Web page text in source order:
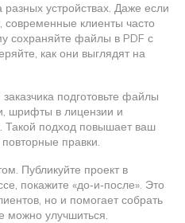
устройствах. Даже если
современные клиенты часто
сохраняйте файлы в PDF с
как они выглядят на
подготовьте файлы
шрифты в лицензии и
Такой подход повышает ваш
правки.
Публикуйте проект в
покажите «до‑и‑после». Это
но и помогает собрать
можно улучшиться.